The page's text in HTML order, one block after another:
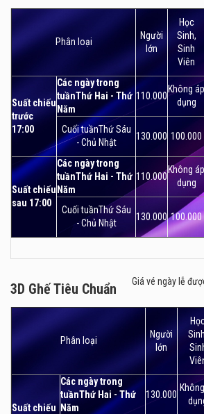
xem phim với hàng trăm bộ phim lớn
Đây thực sự là địa điểm vui chơi giải
Nội.
Phân loại
Người
lớn
Học
Sinh,
Sinh
Viên
Suất chiếu
trước
17:00
Các ngày trong
tuầnThứ Hai - Thứ
Năm
110.000
Không áp
dụng
Cuối tuầnThứ Sáu
- Chủ Nhật
130.000 100.000
Suất chiếu
sau 17:00
Các ngày trong
tuầnThứ Hai - Thứ
Năm
110.000
Không áp
dụng
Cuối tuầnThứ Sáu
- Chủ Nhật
130.000 100.000
3D Ghế Tiêu Chuẩn
Giá vé ngày lễ
Phân loại
Người
lớn
Suất chiếu
Các ngày trong
tuầnThứ Hai - Thứ
Năm
130.000